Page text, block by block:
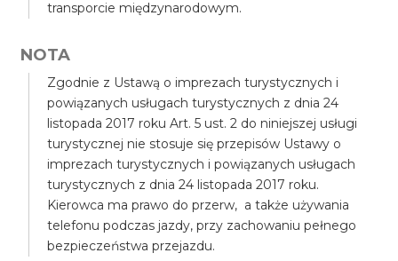
transporcie międzynarodowym.
NOTA
Zgodnie z Ustawą o imprezach turystycznych i
powiązanych usługach turystycznych z dnia 24
listopada 2017 roku Art. 5 ust. 2 do niniejszej usługi
turystycznej nie stosuje się przepisów Ustawy o
imprezach turystycznych i powiązanych usługach
turystycznych z dnia 24 listopada 2017 roku.
Kierowca ma prawo do przerw, a także używania
telefonu podczas jazdy, przy zachowaniu pełnego
bezpieczeństwa przejazdu.